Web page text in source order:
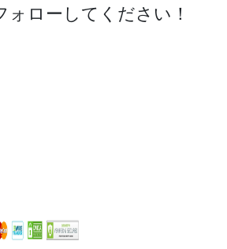
ォローしてください！